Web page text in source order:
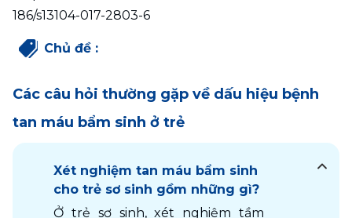
186/s13104-017-2803-6
Chủ đề :
Các câu hỏi thường gặp về dấu hiệu bệnh
tan máu bẩm sinh ở trẻ
Xét nghiệm tan máu bẩm sinh
cho trẻ sơ sinh gồm những gì?
Ở trẻ sơ sinh, xét nghiệm tầm